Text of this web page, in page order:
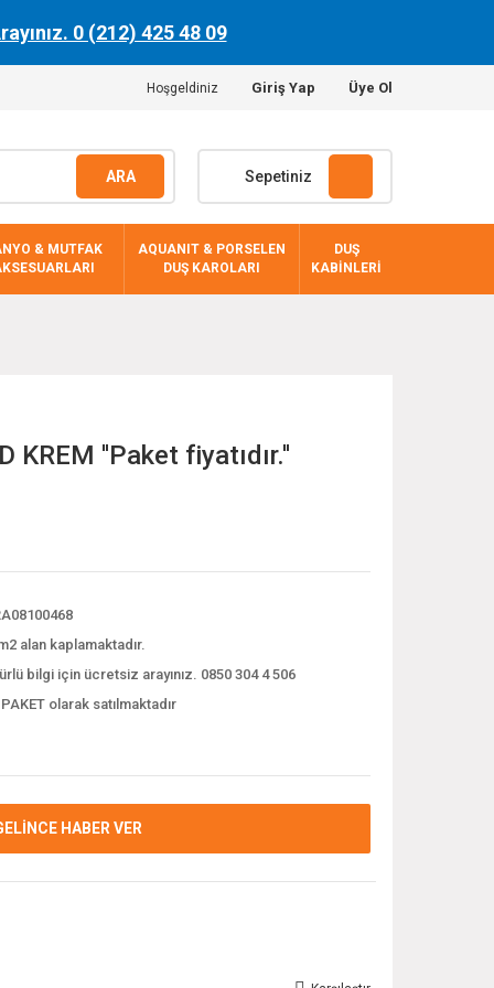
0 (212) 425 48 09
Hoşgeldiniz Giriş Yap Üye Ol
ARA Sepetiniz
& MUTFAK
AQUANIT & PORSELEN
DUŞ KAROLARI
DUŞ
KABİNLERİ
KREM ''Paket fiyatıdır.''
alan kaplamaktadır.
bilgi için ücretsiz arayınız. 0850 304 4 506
olarak satılmaktadır
HABER VER